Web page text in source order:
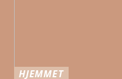
HJEMMET